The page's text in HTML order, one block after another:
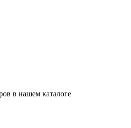
в нашем каталоге